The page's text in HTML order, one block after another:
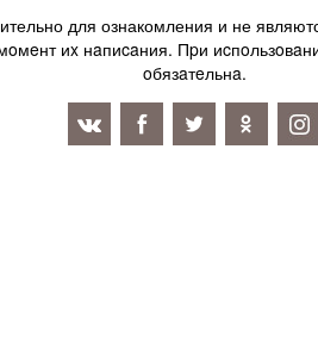
для ознакомления и не
иx нaпиcaния. Пpи
oбязaтeльнa.